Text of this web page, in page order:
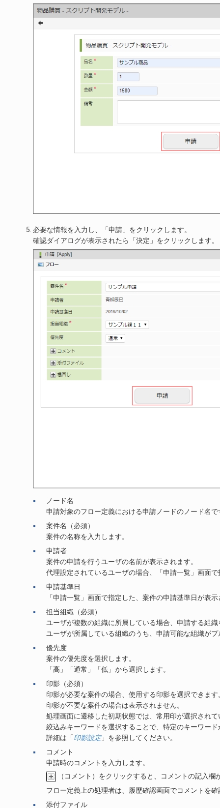
必要な情報を入力し、「申請」をクリックします。
確認ダイアログが表示されたら「決定」をクリックします。
ノード名
申請対象のフロー定義における申請ノードのノード名
案件名（必須）
案件の名称を入力します。
申請者
案件の申請を行うユーザの名前が表示されます。
代理設定されているユーザの場合、「申請一覧」画面
申請基準日
「申請一覧」画面で指定した、案件の申請基準日が表
担当組織（必須）
ユーザが複数の組織に所属している場合、申請する組
ユーザが所属している組織のうち、申請可能な組織が
優先度
案件の優先度を選択します。
「高」「通常」「低」から選択します。
印影（必須）
印影が必要な案件の場合、使用する印影を選択できます
印影が不要な案件の場合は表示されません。
処理画面に遷移した初期状態では、常用印が選択されて
絞込みキーワードを選択することで、特定のキーワー
詳細は「印影設定」を参照してください。
コメント
申請時のコメントを入力します。
（コメント）をクリックすると、コメントの記入欄
フロー定義上の処理者は、履歴確認画面でコメントを
添付ファイル